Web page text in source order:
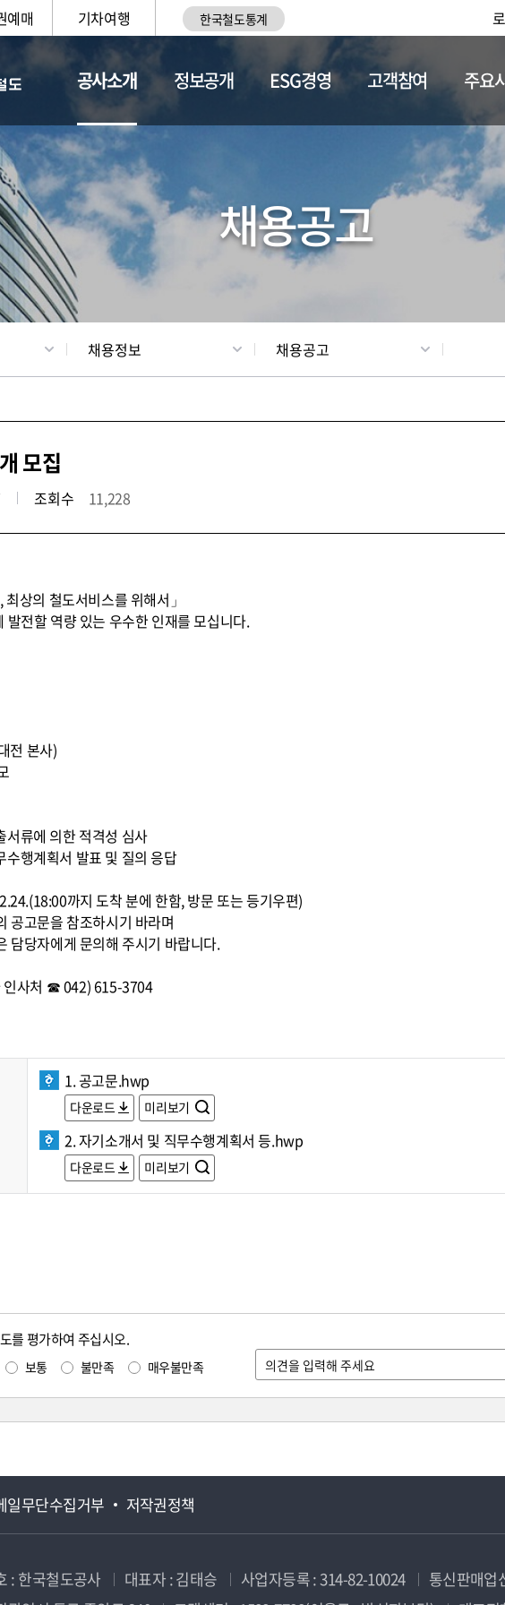
예매 기차여행 한국철도통계
공사소개
일반현황 채용정보
정보공개 ESG경영 고객참여 주요
채용공고
채용정보 채용공고
모집
조회수 11,228
최상의 철도서비스를 위해서」
발전할 역량 있는 우수한 인재를 모십니다.
전 본사)
서류에 의한 적격성 심사
수행계획서 발표 및 질의 응답
까지 도착 분에 한함, 방문 또는 등기우편)
공고문을 참조하시기 바라며
담당자에게 문의해 주시기 바랍니다.
인사처 ☎ 042) 615-3704
1. 공고문.hwp
다운로드 미리보기
2. 자기소개서 및 직무수행계획서 등.hwp
다운로드 미리보기
를 평가하여 주십시오.
보통 불만족 매우불만족
일무단수집거부 저작권정책
: 한국철도공사 대표자 : 김태승 사업자등록 : 314-82-10024
통신판매업